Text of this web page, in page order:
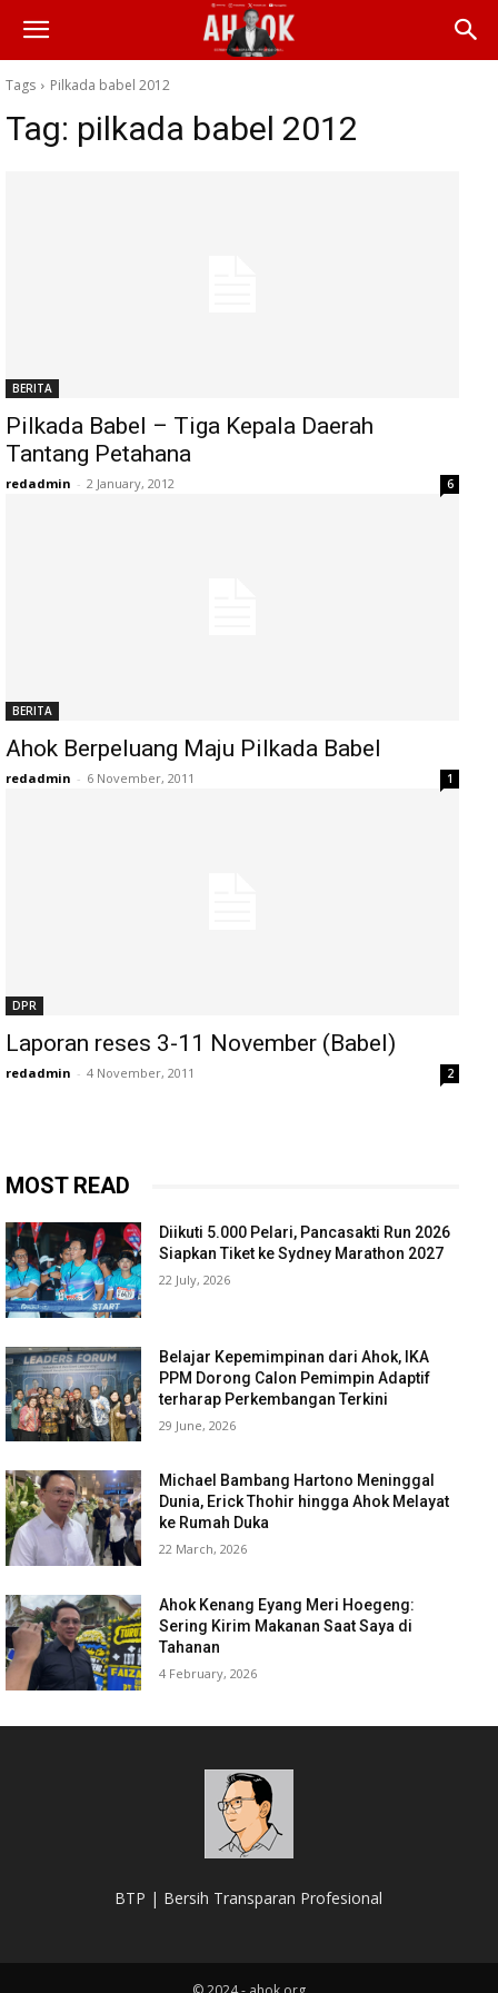
Tags Pilkada babel 2012
Tag: pilkada babel 2012
BERITA
Pilkada Babel – Tiga Kepala Daerah
Tantang Petahana
redadmin - 2 January, 2012 6
BERITA
Ahok Berpeluang Maju Pilkada Babel
redadmin - 6 November, 2011 1
DPR
Laporan reses 3-11 November (Babel)
redadmin - 4 November, 2011 2
MOST READ
Diikuti 5.000 Pelari, Pancasakti Run 2026
Siapkan Tiket ke Sydney Marathon 2027
22 July, 2026
Belajar Kepemimpinan dari Ahok, IKA
PPM Dorong Calon Pemimpin Adaptif
terharap Perkembangan Terkini
29 June, 2026
Michael Bambang Hartono Meninggal
Dunia, Erick Thohir hingga Ahok Melayat
ke Rumah Duka
22 March, 2026
Ahok Kenang Eyang Meri Hoegeng:
Sering Kirim Makanan Saat Saya di
Tahanan
4 February, 2026
BTP | Bersih Transparan Profesional